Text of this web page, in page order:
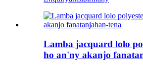
Lamba jacquard lolo
ho an'ny akanjo